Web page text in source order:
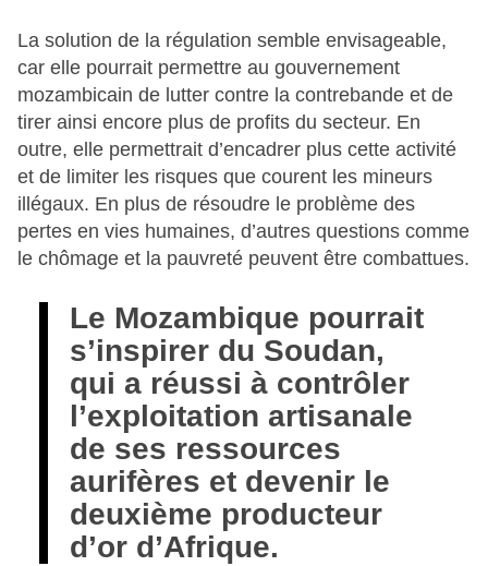
La solution de la régulation semble envisageable,
car elle pourrait permettre au gouvernement
mozambicain de lutter contre la contrebande et de
tirer ainsi encore plus de profits du secteur. En
outre, elle permettrait d’encadrer plus cette activité
et de limiter les risques que courent les mineurs
illégaux. En plus de résoudre le problème des
pertes en vies humaines, d’autres questions comme
le chômage et la pauvreté peuvent être combattues.
Le Mozambique pourrait
s’inspirer du Soudan,
qui a réussi à contrôler
l’exploitation artisanale
de ses ressources
aurifères et devenir le
deuxième producteur
d’or d’Afrique.